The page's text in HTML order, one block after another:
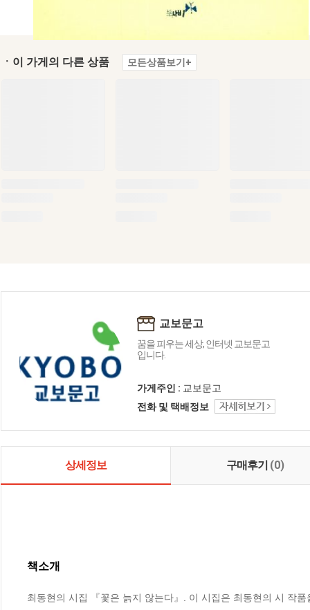
ㆍ이 가게의 다른 상품 모든상품보기+
교보문고
꿈을 피우는 세상, 인터넷 교보문고
입니다.
가게주인 : 교보문고
전화 및 택배정보
상세정보 구매후기 (0)
책소개
최동현의 시집 『꽃은 늙지 않는다』. 이 시집은 최동현의 시 작